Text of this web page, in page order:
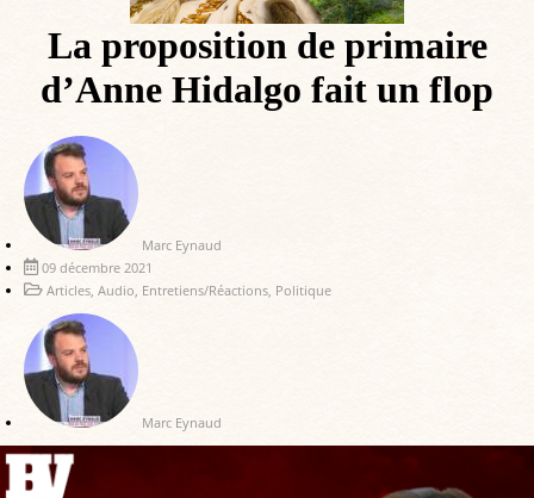
La proposition de primaire
d’Anne Hidalgo fait un flop
Marc Eynaud
09 décembre 2021
Articles, Audio, Entretiens/Réactions, Politique
Marc Eynaud